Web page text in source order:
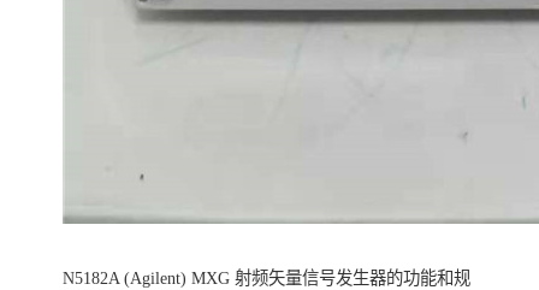
N5182A (Agilent) MXG 射频矢量信号发生器的功能和规